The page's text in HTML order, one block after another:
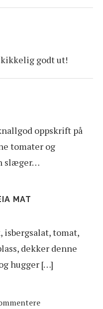
godt ut!
oppskrift på
tomater og
slæger…
MAT
isbergsalat, tomat,
dekker denne
hugger […]